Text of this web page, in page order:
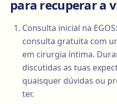
para recuperar a
Consulta inicial na
consulta gratuita com
em cirurgia íntima.
discutidas as tuas
quaisquer dúvidas ou
ter.